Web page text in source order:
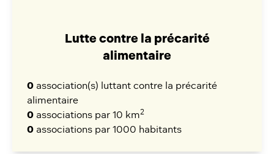
Lutte contre la précarité
alimentaire
0 association(s) luttant contre la précarité
alimentaire
0 associations par 10 km2
0 associations par 1000 habitants